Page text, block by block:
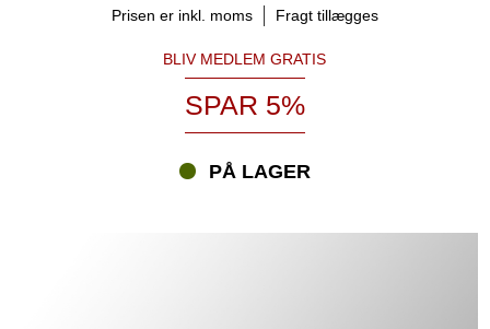
Prisen er inkl. moms Fragt tillægges
BLIV MEDLEM GRATIS
SPAR 5%
PÅ LAGER